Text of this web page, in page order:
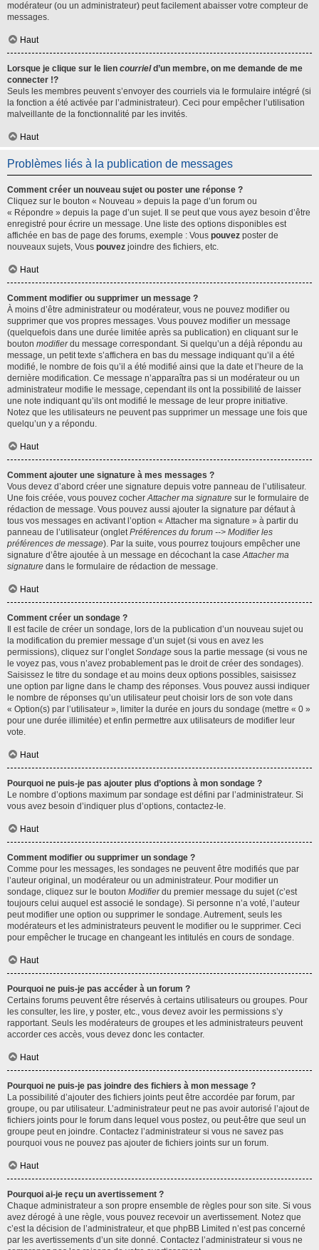
modérateur (ou un administrateur) peut facilement abaisser votre compteur de
messages.
Haut
Lorsque je clique sur le lien courrield’un membre, on me demande de me
connecter !?
Seuls les membres peuvent s’envoyer des courriels via le formulaire intégré (si
la fonction a été activée par l’administrateur). Ceci pour empêcher l’utilisation
malveillante de la fonctionnalité par les invités.
Haut
Problèmes liés à la publication de messages
Comment créer un nouveau sujet ou poster une réponse ?
Cliquez sur le bouton « Nouveau » depuis la page d’un forum ou
« Répondre » depuis la page d’un sujet. Il se peut que vous ayez besoin d’être
enregistré pour écrire un message. Une liste des options disponibles est
affichée en bas de page des forums, exemple : Vous pouvez poster de
nouveaux sujets, Vous pouvez joindre des fichiers, etc.
Haut
Comment modifier ou supprimer un message ?
À moins d’être administrateur ou modérateur, vous ne pouvez modifier ou
supprimer que vos propres messages. Vous pouvez modifier un message
(quelquefois dans une durée limitée après sa publication) en cliquant sur le
bouton modifierdu message correspondant. Si quelqu’un a déjà répondu au
message, un petit texte s’affichera en bas du message indiquant qu’il a été
modifié, le nombre de fois qu’il a été modifié ainsi que la date et l’heure de la
dernière modification. Ce message n’apparaîtra pas si un modérateur ou un
administrateur modifie le message, cependant ils ont la possibilité de laisser
une note indiquant qu’ils ont modifié le message de leur propre initiative.
Notez que les utilisateurs ne peuvent pas supprimer un message une fois que
quelqu’un y a répondu.
Haut
Comment ajouter une signature à mes messages ?
Vous devez d’abord créer une signature depuis votre panneau de l’utilisateur.
Une fois créée, vous pouvez cocherAttacher ma signature sur le formulaire de
rédaction de message. Vous pouvez aussi ajouter la signature par défaut à
tous vos messages en activant l’option « Attacher ma signature » à partir du
panneau de l’utilisateur (ongletPréférences du forum --> Modifier les
préférences de message). Par la suite, vous pourrez toujours empêcher une
signature d’être ajoutée à un message en décochant la caseAttacher ma
signature dans le formulaire de rédaction de message.
Haut
Comment créer un sondage ?
Il est facile de créer un sondage, lors de la publication d’un nouveau sujet ou
la modification du premier message d’un sujet (si vous en avez les
permissions), cliquez sur l’ongletSondage sous la partie message (si vous ne
le voyez pas, vous n’avez probablement pas le droit de créer des sondages).
Saisissez le titre du sondage et au moins deux options possibles, saisissez
une option par ligne dans le champ des réponses. Vous pouvez aussi indiquer
le nombre de réponses qu’un utilisateur peut choisir lors de son vote dans
« Option(s) par l’utilisateur », limiter la durée en jours du sondage (mettre « 0 »
pour une durée illimitée) et enfin permettre aux utilisateurs de modifier leur
vote.
Haut
Pourquoi ne puis-je pas ajouter plus d’options à mon sondage ?
Le nombre d’options maximum par sondage est défini par l’administrateur. Si
vous avez besoin d’indiquer plus d’options, contactez-le.
Haut
Comment modifier ou supprimer un sondage ?
Comme pour les messages, les sondages ne peuvent être modifiés que par
l’auteur original, un modérateur ou un administrateur. Pour modifier un
sondage, cliquez sur le bouton Modifierdu premier message du sujet (c’est
toujours celui auquel est associé le sondage). Si personne n’a voté, l’auteur
peut modifier une option ou supprimer le sondage. Autrement, seuls les
modérateurs et les administrateurs peuvent le modifier ou le supprimer. Ceci
pour empêcher le trucage en changeant les intitulés en cours de sondage.
Haut
Pourquoi ne puis-je pas accéder à un forum ?
Certains forums peuvent être réservés à certains utilisateurs ou groupes. Pour
les consulter, les lire, y poster, etc., vous devez avoir les permissions s’y
rapportant. Seuls les modérateurs de groupes et les administrateurs peuvent
accorder ces accès, vous devez donc les contacter.
Haut
Pourquoi ne puis-je pas joindre des fichiers à mon message ?
La possibilité d’ajouter des fichiers joints peut être accordée par forum, par
groupe, ou par utilisateur. L’administrateur peut ne pas avoir autorisé l’ajout de
fichiers joints pour le forum dans lequel vous postez, ou peut-être que seul un
groupe peut en joindre. Contactez l’administrateur si vous ne savez pas
pourquoi vous ne pouvez pas ajouter de fichiers joints sur un forum.
Haut
Pourquoi ai-je reçu un avertissement ?
Chaque administrateur a son propre ensemble de règles pour son site. Si vous
avez dérogé à une règle, vous pouvez recevoir un avertissement. Notez que
c’est la décision de l’administrateur, et que phpBB Limited n’est pas concerné
par les avertissements d’un site donné. Contactez l’administrateur si vous ne